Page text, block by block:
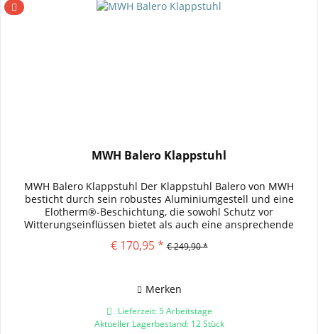
MWH Balero Klappstuhl
MWH Balero Klappstuhl Der Klappstuhl Balero von MWH
besticht durch sein robustes Aluminiumgestell und eine
Elotherm®-Beschichtung, die sowohl Schutz vor
Witterungseinflüssen bietet als auch eine ansprechende
Eisengrau-Optik verleiht....
€ 170,95 * € 249,90 *
Merken
Lieferzeit: 5 Arbeitstage
Aktueller Lagerbestand: 12 Stück